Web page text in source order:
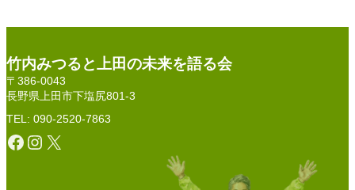
竹内みつると上田の未来を語る会
〒386-0043
長野県上田市下塩尻801-3
TEL: 090-2520-7863
Facebook Instagram X